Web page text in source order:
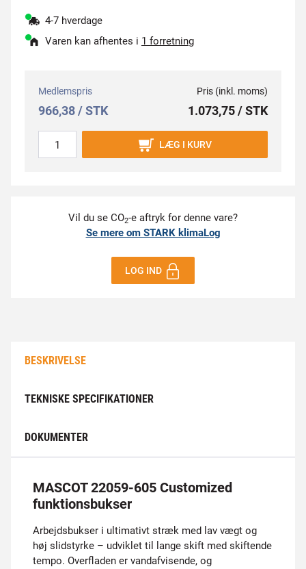
4-7 hverdage
Varen kan afhentes i 1 forretning
Medlemspris
966,38 / STK
Pris (inkl. moms)
1.073,75 / STK
LÆG I KURV
Vil du se CO2-e aftryk for denne vare?
Se mere om STARK klimaLog
LOG IND
BESKRIVELSE
TEKNISKE SPECIFIKATIONER
DOKUMENTER
MASCOT 22059-605 Customized
funktionsbukser
Arbejdsbukser i ultimativt stræk med lav vægt og
høj slidstyrke – udviklet til lange skift med skiftende
tempo. Overfladen er vandafvisende, og